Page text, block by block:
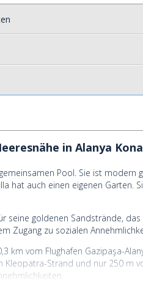
in Alanya
Pool. Sie ist modern
hat auch einen eigenen Garten.
seine goldenen Sandstrände,
Zugang zu sozialen
km vom Flughafen Gazipaşa-
Kleopatra-Strand und nur 250 m